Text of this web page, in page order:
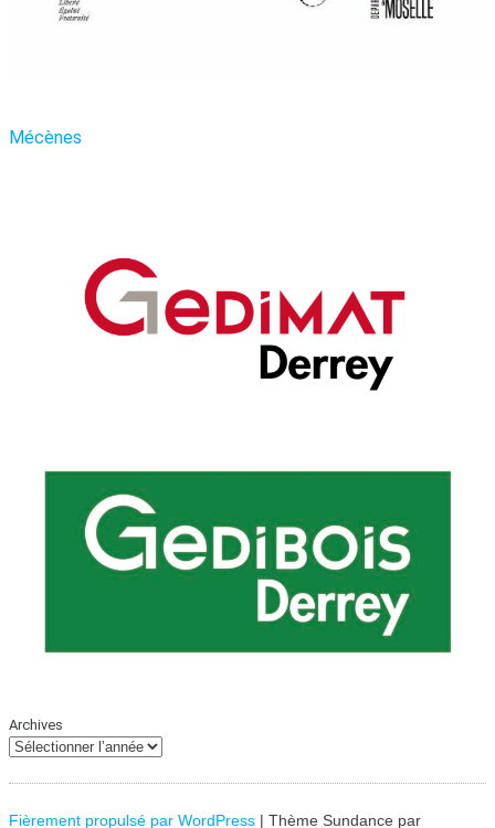
Mécènes
Archives
Fièrement propulsé par WordPress | Thème Sundance par